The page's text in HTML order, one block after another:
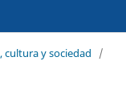
cultura y sociedad
/